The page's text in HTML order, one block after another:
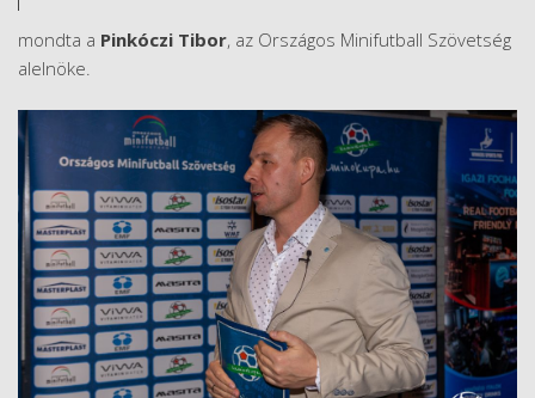
mondta a Pinkóczi Tibor, az Országos Minifutball Szövetség
alelnöke.